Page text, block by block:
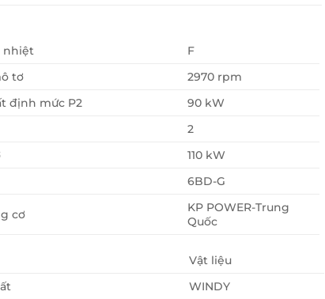
nhiệt
F
tơ
2970 rpm
định mức P2
90 kW
2
110 kW
6BD-G
cơ
KP POWER-Trung
Quốc
Vật liệu
WINDY